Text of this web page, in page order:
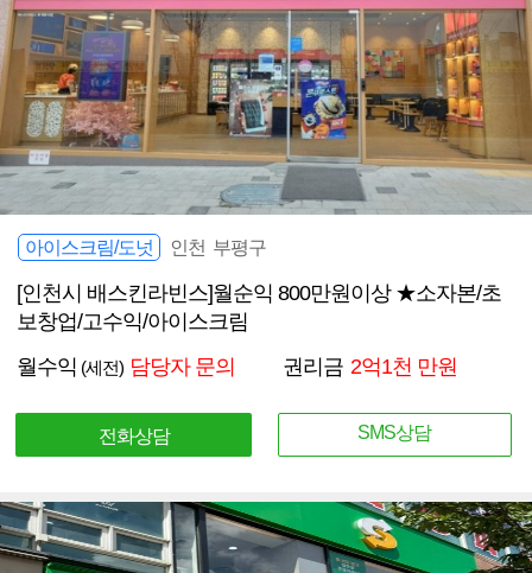
아이스크림/도넛 인천 부평구
[인천시 배스킨라빈스]월순익 800만원이상 ★소자본/초
보창업/고수익/아이스크림
월수익 (세전) 담당자 문의 권리금 2억1천 만원
전화상담 SMS상담